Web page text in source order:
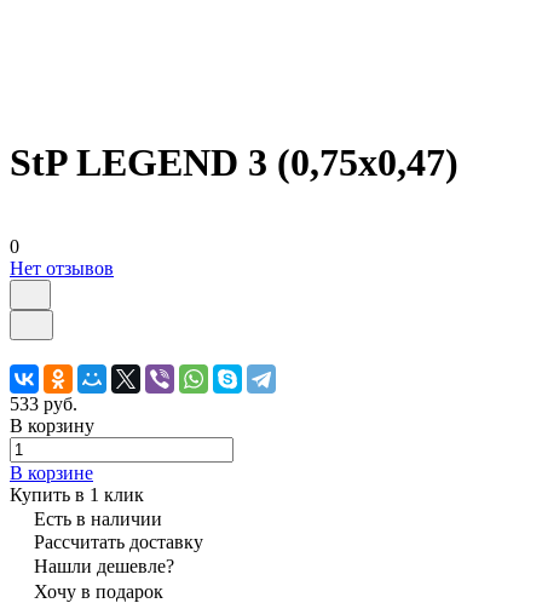
StP LEGEND 3 (0,75x0,47)
0
Нет отзывов
533 руб.
В корзину
В корзине
Купить в 1 клик
Есть в наличии
Рассчитать доставку
Нашли дешевле?
Хочу в подарок